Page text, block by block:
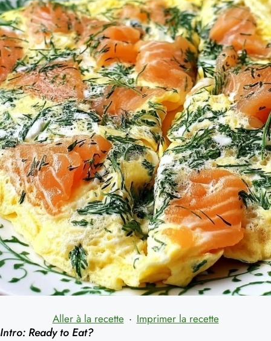
Aller à la recette · Imprimer la recette
Intro: Ready to Eat?